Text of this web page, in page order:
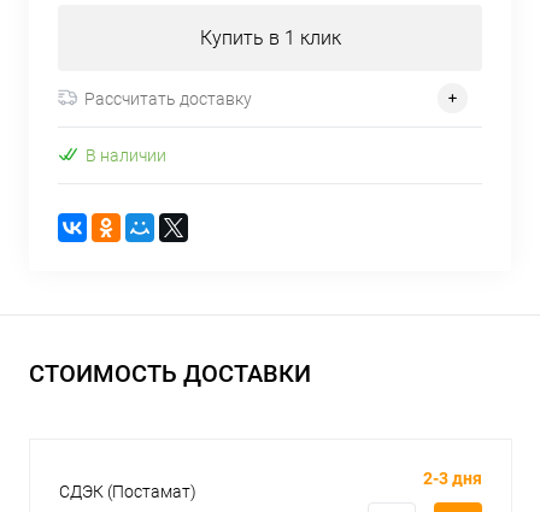
Купить в 1 клик
Рассчитать доставку
В наличии
СТОИМОСТЬ ДОСТАВКИ
СДЭК (Постамат)
2-3 дня